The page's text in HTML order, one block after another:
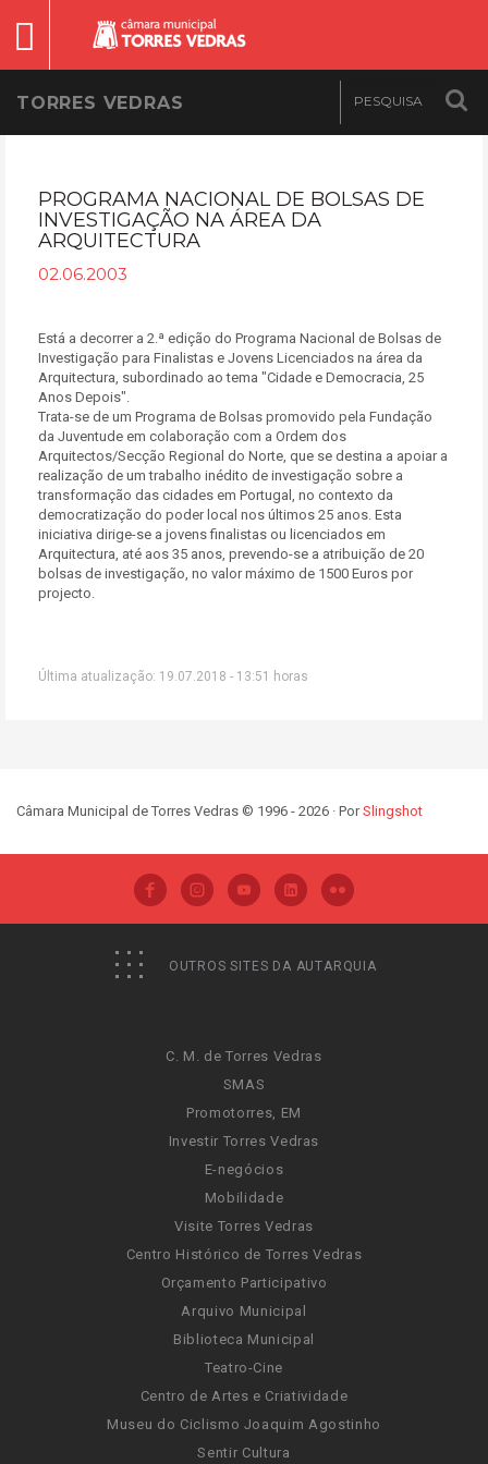
TORRES VEDRAS
PROGRAMA NACIONAL DE BOLSAS DE
INVESTIGAÇÃO NA ÁREA DA
ARQUITECTURA
02.06.2003
Está a decorrer a 2.ª edição do Programa Nacional de Bolsas de
Investigação para Finalistas e Jovens Licenciados na área da
Arquitectura, subordinado ao tema "Cidade e Democracia, 25
Anos Depois".
Trata-se de um Programa de Bolsas promovido pela Fundação
da Juventude em colaboração com a Ordem dos
Arquitectos/Secção Regional do Norte, que se destina a apoiar a
realização de um trabalho inédito de investigação sobre a
transformação das cidades em Portugal, no contexto da
democratização do poder local nos últimos 25 anos. Esta
iniciativa dirige-se a jovens finalistas ou licenciados em
Arquitectura, até aos 35 anos, prevendo-se a atribuição de 20
bolsas de investigação, no valor máximo de 1500 Euros por
projecto.
Última atualização: 19.07.2018 - 13:51 horas
Câmara Municipal de Torres Vedras © 1996 - 2026 · PorSlingshot
OUTROS SITES DA AUTARQUIA
C. M. de Torres Vedras
SMAS
Promotorres, EM
Investir Torres Vedras
E-negócios
Mobilidade
Visite Torres Vedras
Centro Histórico de Torres Vedras
Orçamento Participativo
Arquivo Municipal
Biblioteca Municipal
Teatro-Cine
Centro de Artes e Criatividade
Museu do Ciclismo Joaquim Agostinho
Sentir Cultura